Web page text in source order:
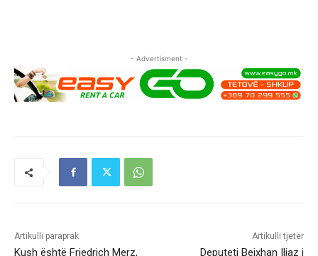
- Advertisment -
Artikulli paraprak
Kush është Friedrich Merz,
Artikulli tjetër
Deputeti Bejxhan Iljaz i